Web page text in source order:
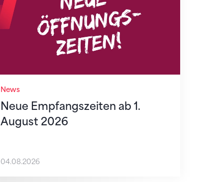
News
Neue Empfangszeiten ab 1.
August 2026
04.08.2026